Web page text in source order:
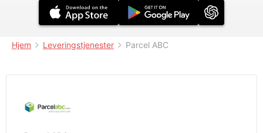
Hjem Leveringstjenester Parcel ABC